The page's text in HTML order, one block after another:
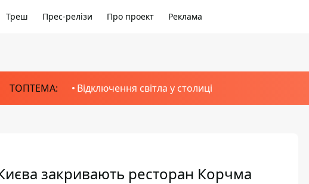
Треш Прес-релізи Про проект Реклама
ТОПТЕМА: Відключення світла у столиці
закривають ресторан Корчма